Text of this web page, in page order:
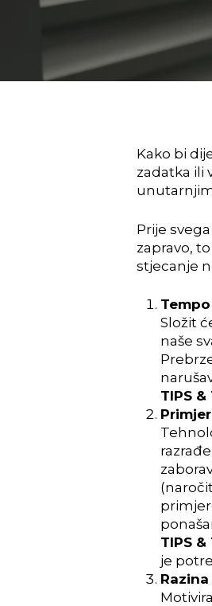
Kako bi
zadatka ili
Prije
zapravo,
stjecanje
Složit
naše
P
TIPS &
TIPS &
je